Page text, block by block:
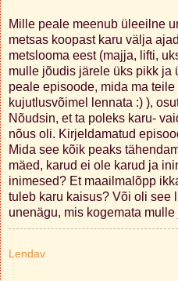
Mille peale meenub üleeilne
metsas koopast karu välja
metslooma eest (majja, lifti,
mulle jõudis järele üks pikk ja
peale episoode, mida ma
kujutlusvõimel lennata :) ),
Nõudsin, et ta poleks karu-
nõus oli. Kirjeldamatud
Mida see kõik peaks
mäed, karud ei ole karud ja
inimesed? Et maailmalõpp
tuleb karu kaisus? Või oli see
unenägu, mis kogemata
Lendav